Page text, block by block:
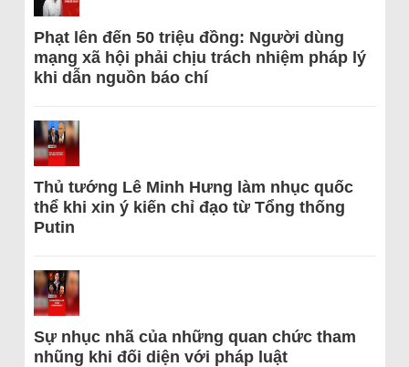
Phạt lên đến 50 triệu đồng: Người dùng
mạng xã hội phải chịu trách nhiệm pháp lý
khi dẫn nguồn báo chí
Thủ tướng Lê Minh Hưng làm nhục quốc
thể khi xin ý kiến chỉ đạo từ Tổng thống
Putin
Sự nhục nhã của những quan chức tham
nhũng khi đối diện với pháp luật